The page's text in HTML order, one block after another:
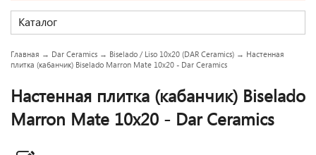
Каталог
Главная → Dar Ceramics → Biselado / Liso 10x20 (DAR Ceramics) → Настенная
плитка (кабанчик) Biselado Marron Mate 10x20 - Dar Ceramics
Настенная плитка (кабанчик) Biselado
Marron Mate 10x20 - Dar Ceramics